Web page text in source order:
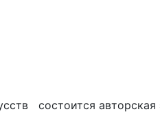
состоится авторская